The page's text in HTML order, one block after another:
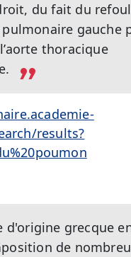
du fait du
gauche
thoracique
results?
d'origine grecque
de